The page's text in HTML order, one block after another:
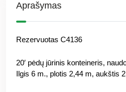
Aprašymas
Rezervuotas C4136
20′ pėdų jūrinis konteineris,
Ilgis 6 m., plotis 2,44 m, aukštis